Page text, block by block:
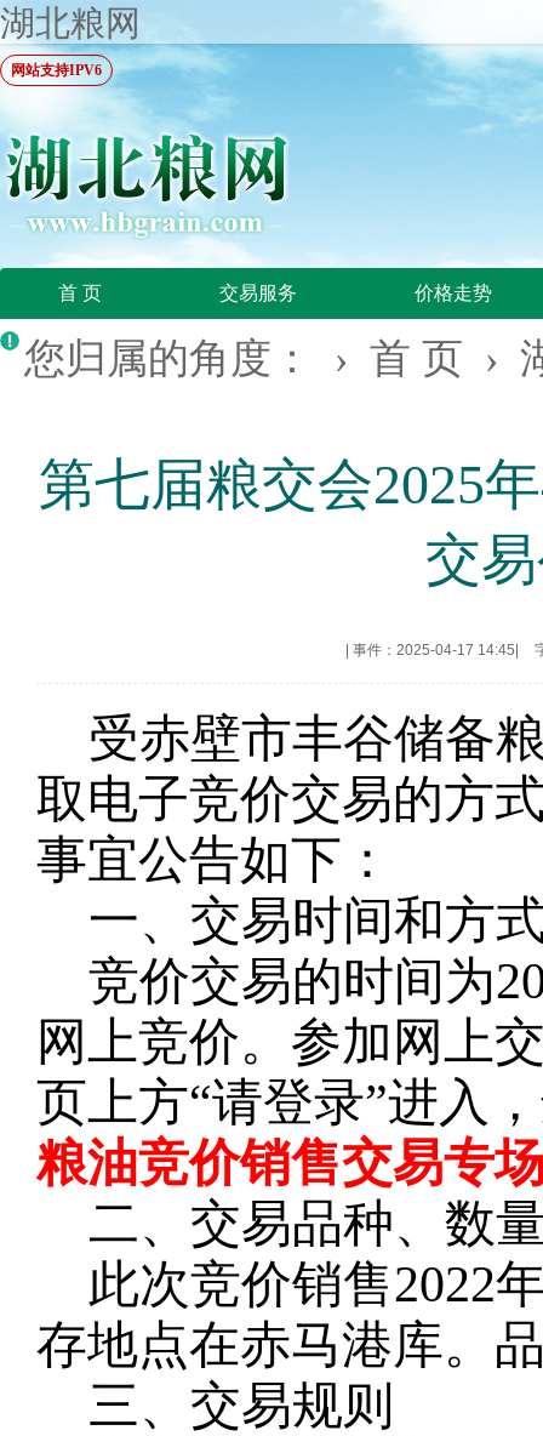
湖北粮网
网站支持IPV6
首 页 交易服务 价格走势
您归属的角度： › 首 页 ›
第七届粮交会2025
交
事件：2025-04-17 14:45
受赤壁市丰谷储备
取电子竞价交易的方
事宜公告如下：
一、交易时间和方
竞价交易的时间为
网上竞价。参加网上
页上方“请登录”进入
粮油竞价销售交易专
二、交易品种、数
此次竞价销售2022
存地点在赤马港库。
三、交易规则